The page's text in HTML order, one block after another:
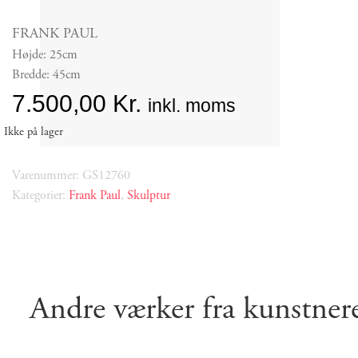
FRANK PAUL
Højde: 25cm
Bredde: 45cm
7.500,00 Kr. inkl. moms
Ikke på lager
Varenummer: GS12760
Kategorier: Frank Paul, Skulptur
Andre værker fra